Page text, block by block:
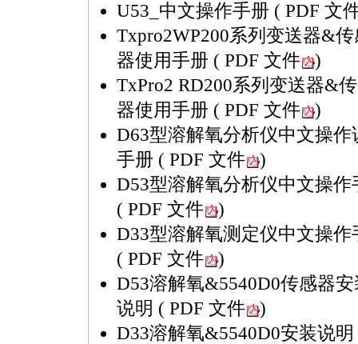
U53_中文操作手册 ( PDF 文
Txpro2WP200系列变送器&传
器使用手册 ( PDF 文件
)
TxPro2 RD200系列变送器&
器使用手册 ( PDF 文件
)
D63型溶解氧分析仪中文操作
手册 ( PDF 文件
)
D53型溶解氧分析仪中文操作
( PDF 文件
)
D33型溶解氧测定仪中文操作
( PDF 文件
)
D53溶解氧&5540D0传感器安
说明 ( PDF 文件
)
D33溶解氧&5540D0安装说明